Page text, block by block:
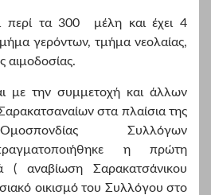
περί τα 300 μέλη και έχει 4
γερόντων, τμήμα νεολαίας,
αιμοδοσίας.
με την συμμετοχή και άλλων
στα πλαίσια της
Συλλόγων
η πρώτη
( αναβίωση Σαρακατσάνικου
οικισμό του Συλλόγου στο